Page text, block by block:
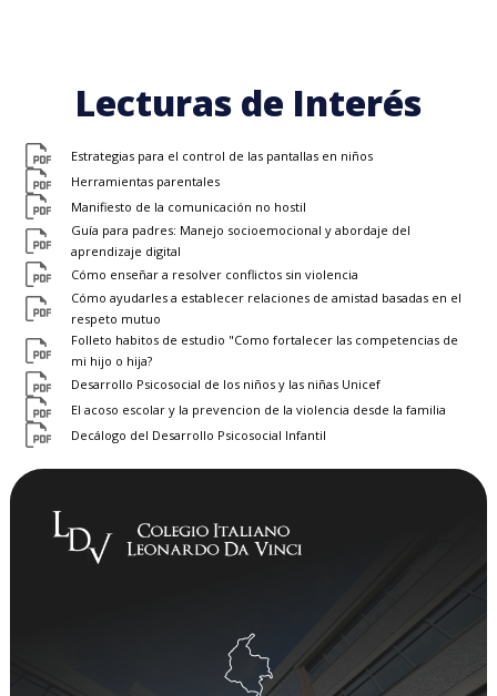
Lecturas de Interés
Estrategias para el control de las pantallas en niños
Herramientas parentales
Manifiesto de la comunicación no hostil
Guía para padres: Manejo socioemocional y abordaje del
aprendizaje digital
Cómo enseñar a resolver conflictos sin violencia
Cómo ayudarles a establecer relaciones de amistad basadas en el
respeto mutuo
Folleto habitos de estudio "Como fortalecer las competencias de
mi hijo o hija?
Desarrollo Psicosocial de los niños y las niñas Unicef
El acoso escolar y la prevencion de la violencia desde la familia
Decálogo del Desarrollo Psicosocial Infantil